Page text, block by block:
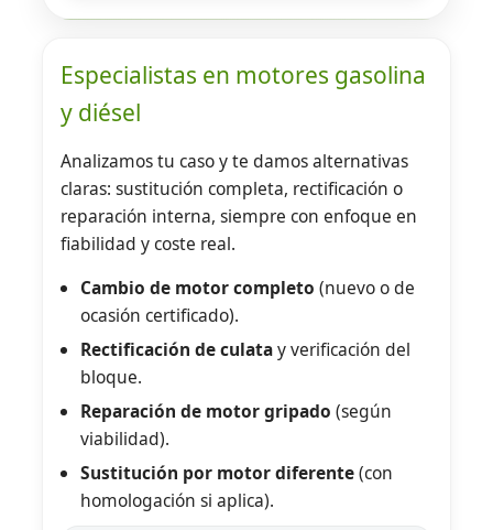
Especialistas en motores gasolina
y diésel
Analizamos tu caso y te damos alternativas
claras: sustitución completa, rectificación o
reparación interna, siempre con enfoque en
fiabilidad y coste real.
Cambio de motor completo (nuevo o de
ocasión certificado).
Rectificación de culatay verificación del
bloque.
Reparación de motor gripado (según
viabilidad).
Sustitución por motor diferente(con
homologación si aplica).